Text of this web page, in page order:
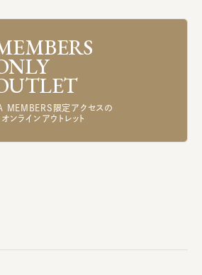
MEMBERS限定アクセスの
オンラインアウトレット